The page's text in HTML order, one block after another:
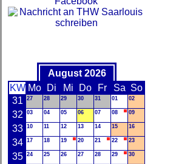
August 2026
KW Mo Di Mi Do Fr Sa So
31
27 28 29 30 31 01 02
32 03 04 05 06 07 08 09
33 10 11 12 13 14 15 16
34 17 18 19 20 21 22 23
35 24 25 26 27 28 29 30